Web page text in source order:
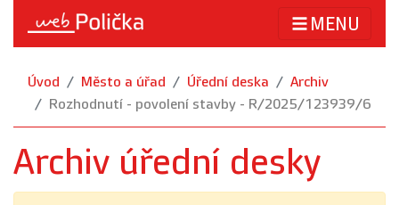
MENU
Úvod Město a úřad Úřední deska
Archiv
Rozhodnutí - povolení stavby - R/2025/123939/6
Archiv úřední desky